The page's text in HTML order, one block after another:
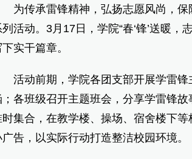
传承雷锋精神，弘扬志愿风尚，保
列活动。3月17日，学院“春‘锋’送暖
实干篇章。
动前期，学院各团支部开展学雷锋
；各班级召开主题班会，分享学雷锋
时集合，在教学楼、操场、宿舍楼下
广告，以实际行动打造整洁校园环境。